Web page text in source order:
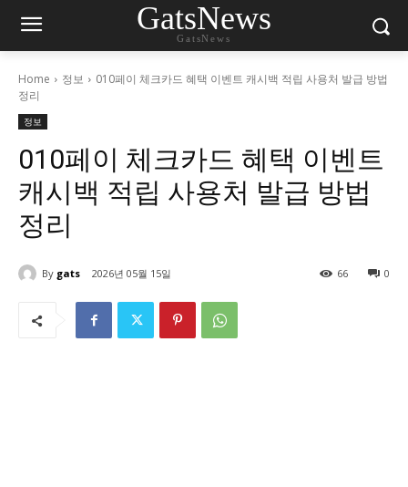
GatsNews
GatsNews
Home 정보
010페이 체크카드 혜택 이벤트 캐시백 적립 사용처 발급 방법
정리
정보
010페이 체크카드 혜택 이벤트
캐시백 적립 사용처 발급 방법
정리
By gats 2026년 05월 15일 0
66